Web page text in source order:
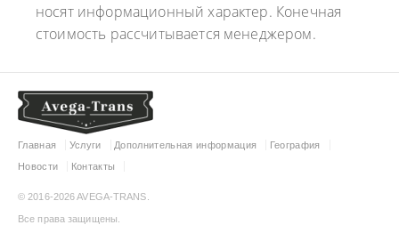
носят информационный характер. Конечная
стоимость рассчитывается менеджером.
Главная Услуги Дополнительная информация
География
Новости
Контакты
© 2016-2026 AVEGA-TRANS.
Все права защищены.